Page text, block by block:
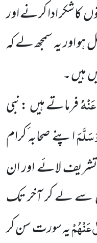
کاشکر ادا کرنے اور
اور یہ سمجھ لے کہ
ہیں ۔
فرماتے ہیں:نبی
اپنے صحابہ ٔکرام
لائے اور ان
سے لے کر آخر تک
عَنْہُمْیہ سورت سن کر